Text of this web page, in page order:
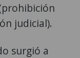
judicial).
surgió a